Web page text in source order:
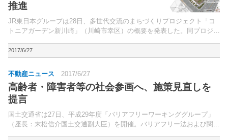
推進
JR東日本グループは28日、多世代交流のまちづくりプロジェクト「コ
トニアガーデン新川崎」（川崎市幸区）の概要を発表した。同プロジェ
（2棟）、高齢者福祉施設、認可保育園の5棟を整備する。
2017/6/27
不動産ニュース 2017/6/27
高齢者・障害者等の社会参画へ、施策見直しを
提言
国土交通省は27日、平成29年度「バリアフリーワーキンググループ」
（座長：末松信介国土交通副大臣）を開催。バリアフリー法および関連